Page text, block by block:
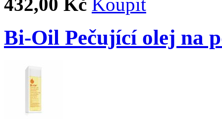
432,00 Kč
Bi-Oil Pečující olej na